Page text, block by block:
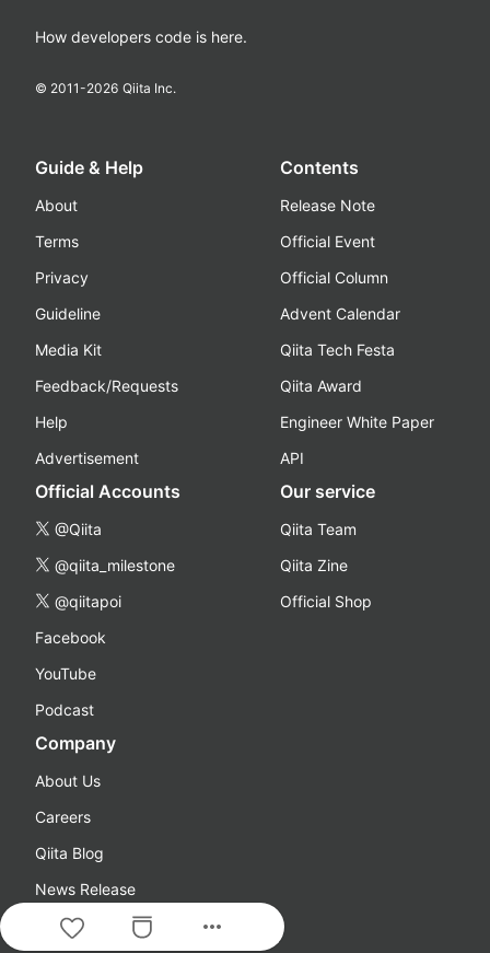
more_horiz
How developers code is here.
© 2011-2026 Qiita Inc.
Guide & Help
About
Terms
Privacy
Guideline
Media Kit
Feedback/Requests
Help
Advertisement
Contents
Release Note
Official Event
Official Column
Advent Calendar
Qiita Tech Festa
Qiita Award
Engineer White Paper
API
Official Accounts
@Qiita
@qiita_milestone
@qiitapoi
Facebook
YouTube
Podcast
Our service
Qiita Team
Qiita Zine
Official Shop
Company
About Us
Careers
Qiita Blog
News Release